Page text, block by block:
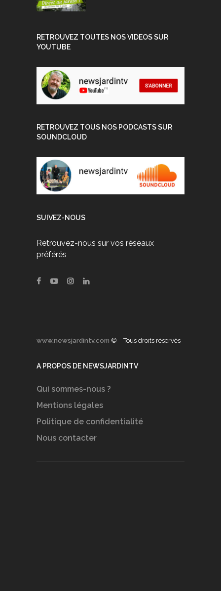
RETROUVEZ TOUTES NOS VIDEOS SUR
YOUTUBE
RETROUVEZ TOUS NOS PODCASTS SUR
SOUNDCLOUD
SUIVEZ-NOUS
Retrouvez-nous sur vos réseaux
préférés
www.newsjardintv.com © – Tous droits réservés
A PROPOS DE NEWSJARDINTV
Qui sommes-nous ?
Mentions légales
Politique de confidentialité
Nous contacter